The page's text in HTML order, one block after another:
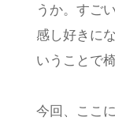
うか。すご
感し好きに
いうことで
今回、ここ